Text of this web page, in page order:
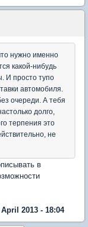
нужно именно
какой-нибудь
И просто тупо
автомобиля.
очереди. А тебя
долго,
терпения это
не
в
2013 - 18:04